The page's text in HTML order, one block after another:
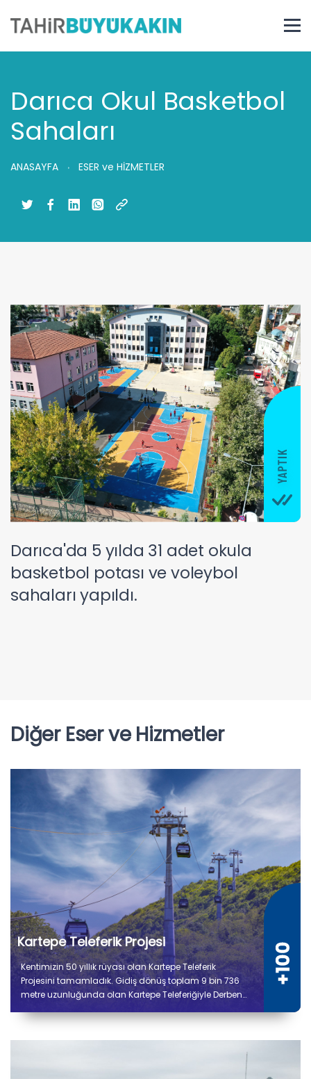
Darıca Okul Basketbol
Sahaları
ANASAYFA ESER ve HİZMETLER
Darıca'da 5 yılda 31 adet okula
basketbol potası ve voleybol
sahaları yapıldı.
Diğer Eser ve Hizmetler
Kartepe Teleferik Projesi
Kentimizin 50 yıllık rüyası olan Kartepe Teleferik
Projesini tamamladık. Gidiş dönüş toplam 9 bin 736
metre uzunluğunda olan Kartepe Teleferiğiyle Derbent